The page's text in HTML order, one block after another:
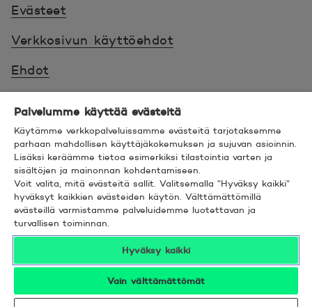
Evästeet
Verkkosivun käyttöehdot
Ehdot
Saavutettavuus
Hyödyllistä tietää
© 2026 POP Pankki,Hevosenkenkä 3, 02600
ESPOO
Palvelumme käyttää evästeitä
Käytämme verkkopalveluissamme evästeitä tarjotaksemme
parhaan mahdollisen käyttäjäkokemuksen ja sujuvan asioinnin.
Lisäksi keräämme tietoa esimerkiksi tilastointia varten ja
sisältöjen ja mainonnan kohdentamiseen.
Voit valita, mitä evästeitä sallit. Valitsemalla ”Hyväksy kaikki”
hyväksyt kaikkien evästeiden käytön. Välttämättömillä
evästeillä varmistamme palveluidemme luotettavan ja
turvallisen toiminnan.
Hyväksy kaikki
Vain välttämättömät